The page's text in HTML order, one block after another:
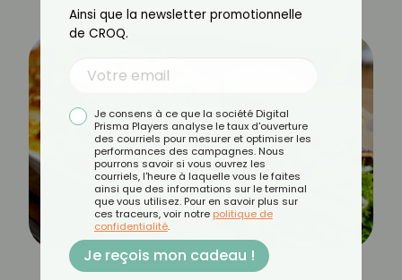
Ainsi que la newsletter promotionnelle
de CROQ.
Je consens à ce que la société Digital
Prisma Players analyse le taux d'ouverture
des courriels pour mesurer et optimiser les
performances des campagnes. Nous
pourrons savoir si vous ouvrez les
courriels, l'heure à laquelle vous le faites
ainsi que des informations sur le terminal
que vous utilisez. Pour en savoir plus sur
ces traceurs, voir notre politique de
confidentialité.
Je reçois mon cadeau !